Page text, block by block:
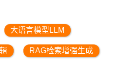
大语言模型LLM
RAG检索增强生成